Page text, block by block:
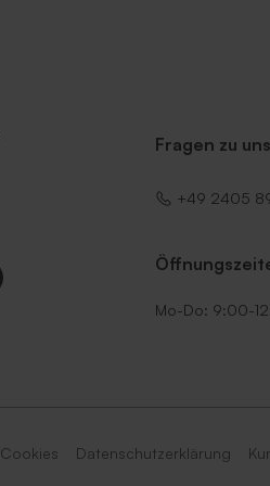
Fragen zu
+49 2405
Mo-Do: 9:00-
Cookies Datenschutzerklärung